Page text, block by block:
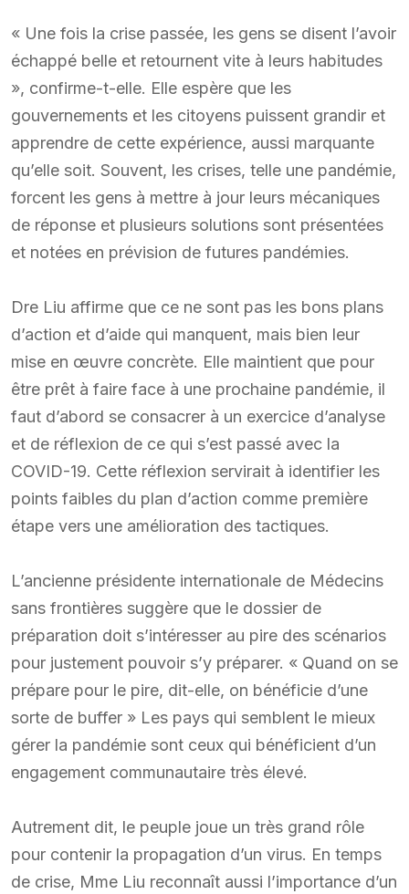
« Une fois la crise passée, les gens se disent l’avoir
échappé belle et retournent vite à leurs habitudes
», confirme-t-elle. Elle espère que les
gouvernements et les citoyens puissent grandir et
apprendre de cette expérience, aussi marquante
qu’elle soit. Souvent, les crises, telle une pandémie,
forcent les gens à mettre à jour leurs mécaniques
de réponse et plusieurs solutions sont présentées
et notées en prévision de futures pandémies.
Dre Liu affirme que ce ne sont pas les bons plans
d’action et d’aide qui manquent, mais bien leur
mise en œuvre concrète. Elle maintient que pour
être prêt à faire face à une prochaine pandémie, il
faut d’abord se consacrer à un exercice d’analyse
et de réflexion de ce qui s’est passé avec la
COVID-19. Cette réflexion servirait à identifier les
points faibles du plan d’action comme première
étape vers une amélioration des tactiques.
L’ancienne présidente internationale de Médecins
sans frontières suggère que le dossier de
préparation doit s’intéresser au pire des scénarios
pour justement pouvoir s’y préparer. « Quand on se
prépare pour le pire, dit-elle, on bénéficie d’une
sorte de buffer » Les pays qui semblent le mieux
gérer la pandémie sont ceux qui bénéficient d’un
engagement communautaire très élevé.
Autrement dit, le peuple joue un très grand rôle
pour contenir la propagation d’un virus. En temps
de crise, Mme Liu reconnaît aussi l’importance d’un